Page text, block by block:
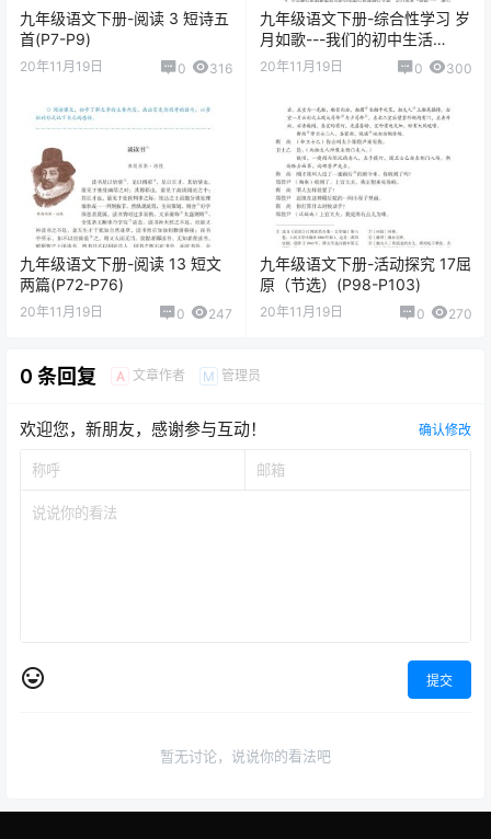
九年级语文下册-阅读 3 短诗五
首(P7-P9)
20年11月19日 0 316
九年级语文下册-综合性学习 岁
月如歌---我们的初中生活
(P44-P46)
20年11月19日 0 300
九年级语文下册-阅读 13 短文
两篇(P72-P76)
20年11月19日 0 247
九年级语文下册-活动探究 17屈
原（节选）(P98-P103)
20年11月19日 0 270
0 条回复 A 文章作者 M 管理员
欢迎您，新朋友，感谢参与互动！ 确认修改
提交
暂无讨论，说说你的看法吧